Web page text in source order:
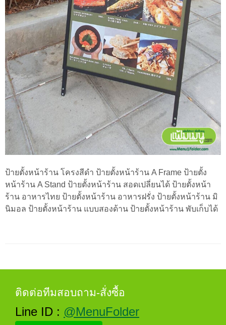
ป้ายตั้งหน้าร้าน โครงสีดำ ป้ายตั้งหน้าร้าน A Frame ป้ายตั้ง
หน้าร้าน A Stand ป้ายตั้งหน้าร้าน สอดเปลี่ยนได้ ป้ายตั้งหน้า
ร้าน อาหารไทย ป้ายตั้งหน้าร้าน อาหารฝรั่ง ป้ายตั้งหน้าร้าน มิ
นิมอล ป้ายตั้งหน้าร้าน แบบสองด้าน ป้ายตั้งหน้าร้าน พับเก็บได้
ติดต่อทีมสอบถาม-สั่งซื้อ
Line ID : @MenuFolder